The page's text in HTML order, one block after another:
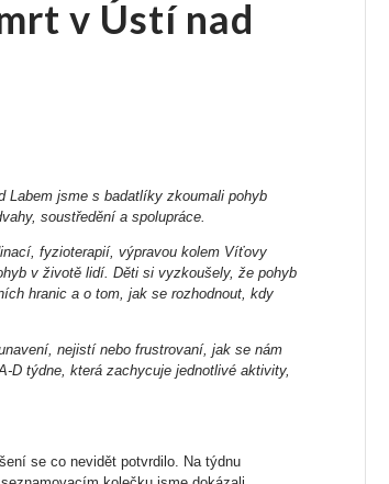
v Ústí nad
Labem jsme s badatlíky zkoumali pohyb
soustředění a spolupráce.
fyzioterapií, výpravou kolem Víťovy
v životě lidí. Děti si vyzkoušely, že pohyb
hranic a o tom, jak se rozhodnout, kdy
nejistí nebo frustrovaní, jak se nám
D týdne, která zachycuje jednotlivé aktivity,
se co nevidět potvrdilo. Na týdnu